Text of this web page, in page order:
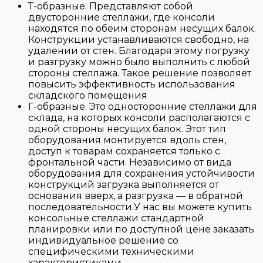
Т-образные. Представляют собой
двусторонние стеллажи, где консоли
находятся по обеим сторонам несущих балок.
Конструкции устанавливаются свободно, на
удалении от стен. Благодаря этому погрузку
и разгрузку можно было выполнить с любой
стороны стеллажа. Такое решение позволяет
повысить эффективность использования
складского помещения
Г-образные. Это односторонние стеллажи для
склада, на которых консоли располагаются с
одной стороны несущих балок. Этот тип
оборудования монтируется вдоль стен,
доступ к товарам сохраняется только с
фронтальной части. Независимо от вида
оборудования для сохранения устойчивости
конструкций загрузка выполняется от
основания вверх, а разгрузка — в обратной
последовательности.У нас вы можете купить
консольные стеллажи стандартной
планировки или по доступной цене заказать
индивидуальное решение со
специфическими техническими